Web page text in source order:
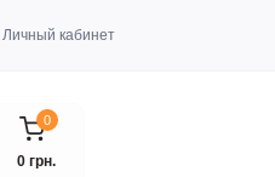
Личный кабинет
0
0 грн.